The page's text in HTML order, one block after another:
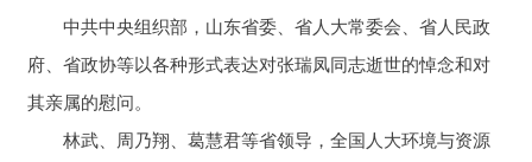
中共中央组织部，山东省委、省人大常委会、省人民政
府、省政协等以各种形式表达对张瑞凤同志逝世的悼念和对
其亲属的慰问。
林武、周乃翔、葛慧君等省领导，全国人大环境与资源